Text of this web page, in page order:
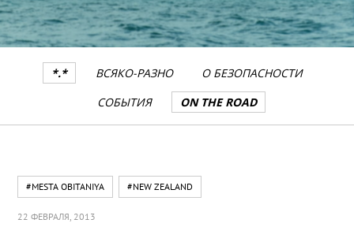
*.* ВСЯКО-РАЗНО
О БЕЗОПАСНОСТИ
СОБЫТИЯ
ON THE ROAD
#MESTA OBITANIYA #NEW ZEALAND
22 ФЕВРАЛЯ, 2013